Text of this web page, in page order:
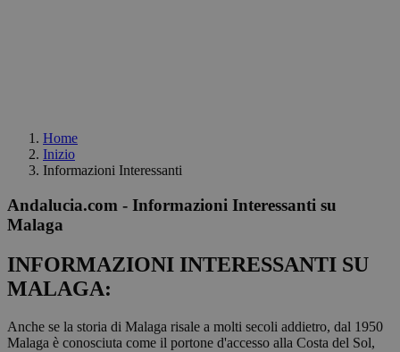
Home
Inizio
Informazioni Interessanti
Andalucia.com - Informazioni Interessanti su
Malaga
INFORMAZIONI INTERESSANTI SU
MALAGA:
Anche se la storia di Malaga risale a molti secoli addietro, dal 1950
Malaga è conosciuta come il portone d'accesso alla Costa del Sol,